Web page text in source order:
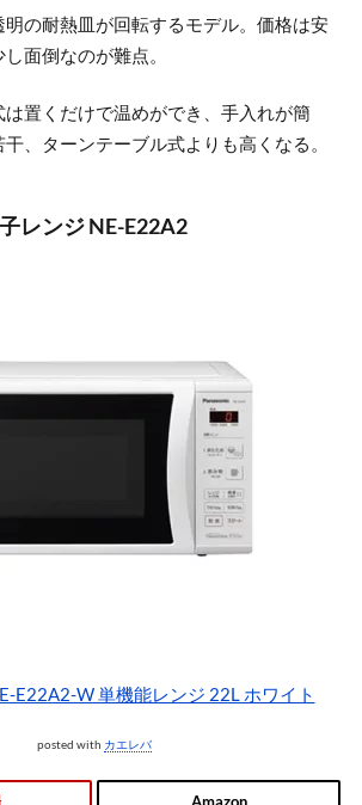
明の耐熱皿が回転するモデル。価格は安
面倒なのが難点。
置くだけで温めができ、手入れが簡
、ターンテーブル式よりも高くなる。
レンジ NE-E22A2
E22A2-W 単機能レンジ 22L ホワイト
posted with カエレバ